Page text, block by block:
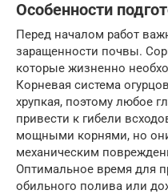
Особенности
Перед началом работ
заращенности почвы.
которые жизненно
Корневая система
хрупкая, поэтому любое
привести к гибели
мощными корнями, но
механическим
Оптимальное время для
обильного полива или